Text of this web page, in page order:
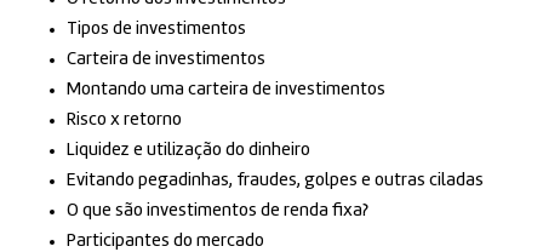
Tipos de investimentos
Carteira de investimentos
Montando uma carteira de investimentos
Risco x retorno
Liquidez e utilização do dinheiro
Evitando pegadinhas, fraudes, golpes e outras ciladas
O que são investimentos de renda fixa?
Participantes do mercado